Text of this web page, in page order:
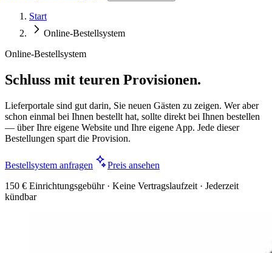
Start
Online-Bestellsystem
Online-Bestellsystem
Schluss mit teuren Provisionen.
Lieferportale sind gut darin, Sie neuen Gästen zu zeigen. Wer aber
schon einmal bei Ihnen bestellt hat, sollte direkt bei Ihnen bestellen
— über Ihre eigene Website und Ihre eigene App. Jede dieser
Bestellungen spart die Provision.
Bestellsystem anfragen
Preis ansehen
150 € Einrichtungsgebühr · Keine Vertragslaufzeit · Jederzeit
kündbar